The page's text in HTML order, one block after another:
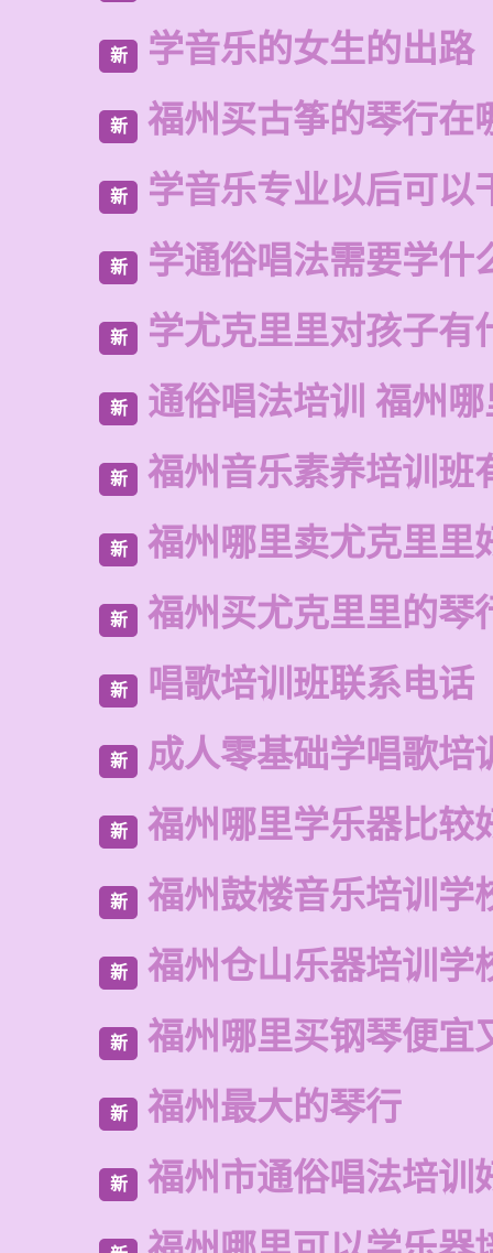
新 学音乐的女生的出路
新 福州买古筝的琴行在
新 学音乐专业以后可以
新 学通俗唱法需要学什
新 学尤克里里对孩子有
新 通俗唱法培训 福州
新 福州音乐素养培训班
新 福州哪里卖尤克里里
新 福州买尤克里里的琴
新 唱歌培训班联系电话
新 成人零基础学唱歌培
新 福州哪里学乐器比较
新 福州鼓楼音乐培训学
新 福州仓山乐器培训学
新 福州哪里买钢琴便宜
新 福州最大的琴行
新 福州市通俗唱法培训